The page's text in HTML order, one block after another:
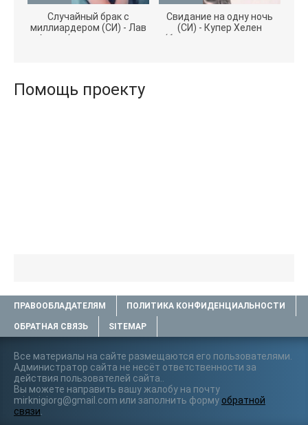
Случайный брак с
миллиардером (СИ) - Лав
Агата (полная версия
Свидание на одну ночь
(СИ) - Купер Хелен
(бесплатные серии книг
Помощь проекту
ПРАВООБЛАДАТЕЛЯМ ПОЛИТИКА КОНФИДЕНЦИАЛЬНОСТИ
ОБРАТНАЯ СВЯЗЬ SITEMAP
Все материалы на сайте размещаются его пользователями.
Администратор сайта не несёт ответственности за
действия пользователей сайта..
Вы можете направить вашу жалобу на почту
mirknigiorg@gmail.com или заполнить форму обратной
связи